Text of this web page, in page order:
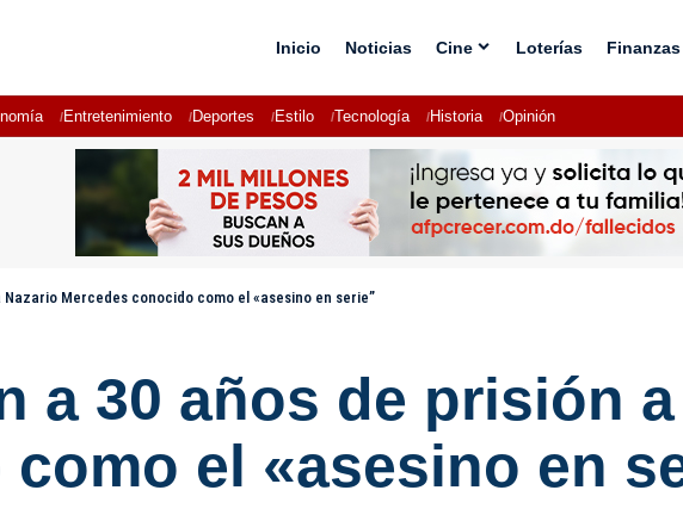
Inicio Noticias Cine Loterías Finanzas
Entretenimiento Deportes Estilo Tecnología Historia Opinión
Mercedes conocido como el «asesino en serie”
a 30 años de prisión
el «asesino en